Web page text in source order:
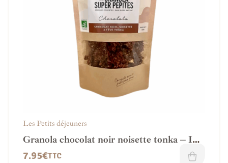
Les Petits déjeuners
Granola chocolat noir noisette tonka – IG
modéré
7.95€TTC